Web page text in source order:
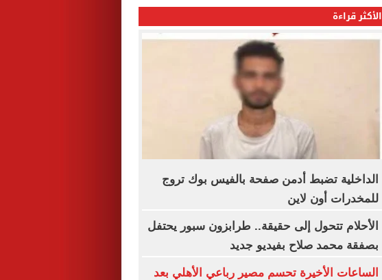
الأكثر قراءة
الداخلية تضبط أدمن صفحة بالفيس بوك تروج
للمخدرات أون لاين
الأحلام تتحول إلى حقيقة.. طرابزون سبور يحتفل
بصفقة محمد صلاح بفيديو جديد
الساعات الأخيرة تحسم مصير رباعي الأهلي بعد